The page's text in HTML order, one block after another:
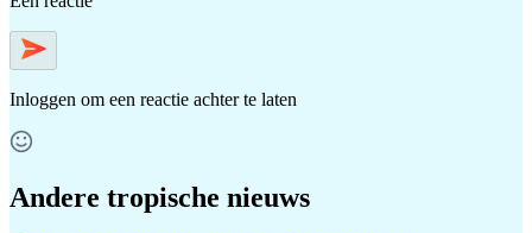
Inloggen om een reactie achter te laten
Andere tropische nieuws